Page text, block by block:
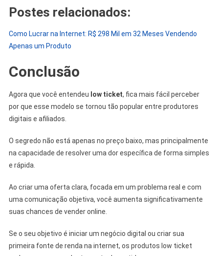
Postes relacionados:
Como Lucrar na Internet: R$ 298 Mil em 32 Meses Vendendo
Apenas um Produto
Conclusão
Agora que você entendeu low ticket, fica mais fácil perceber
por que esse modelo se tornou tão popular entre produtores
digitais e afiliados.
O segredo não está apenas no preço baixo, mas principalmente
na capacidade de resolver uma dor específica de forma simples
e rápida.
Ao criar uma oferta clara, focada em um problema real e com
uma comunicação objetiva, você aumenta significativamente
suas chances de vender online.
Se o seu objetivo é iniciar um negócio digital ou criar sua
primeira fonte de renda na internet, os produtos low ticket